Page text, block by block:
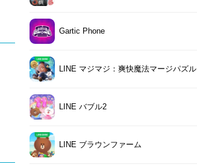
Gartic Phone
LINE マジマジ：爽快魔法マージパズル
LINE バブル2
LINE ブラウンファーム